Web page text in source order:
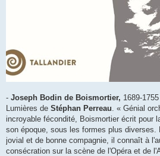
- Joseph Bodin de Boismortier, 1689-
Lumières de Stéphan Perreau . « Génial
incroyable fécondité, Boismortier écrit pour
son époque, sous les formes plus diverses.
jovial et de bonne compagnie, il connaît à
consécration sur la scène de l'Opéra et de